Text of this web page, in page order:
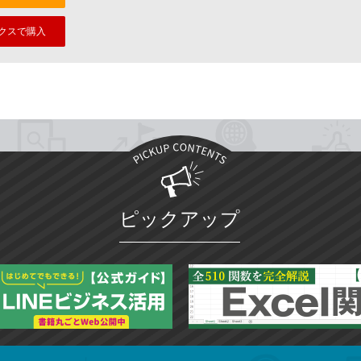
スで購入
ピックアップ